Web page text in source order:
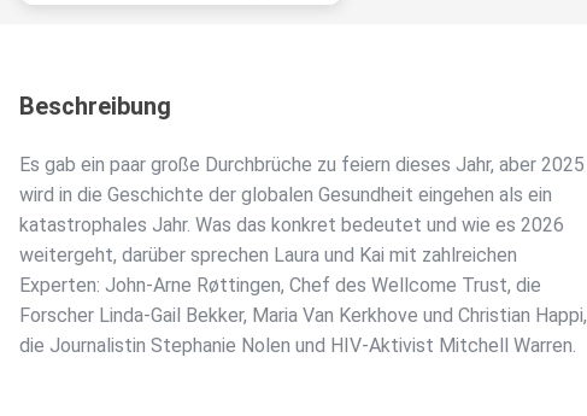
Beschreibung
Es gab ein paar große Durchbrüche zu feiern dieses Jahr, aber 2025
wird in die Geschichte der globalen Gesundheit eingehen als ein
katastrophales Jahr. Was das konkret bedeutet und wie es 2026
weitergeht, darüber sprechen Laura und Kai mit zahlreichen
Experten: John-Arne Røttingen, Chef des Wellcome Trust, die
Forscher Linda-Gail Bekker, Maria Van Kerkhove und Christian Happi,
die Journalistin Stephanie Nolen und HIV-Aktivist Mitchell Warren.